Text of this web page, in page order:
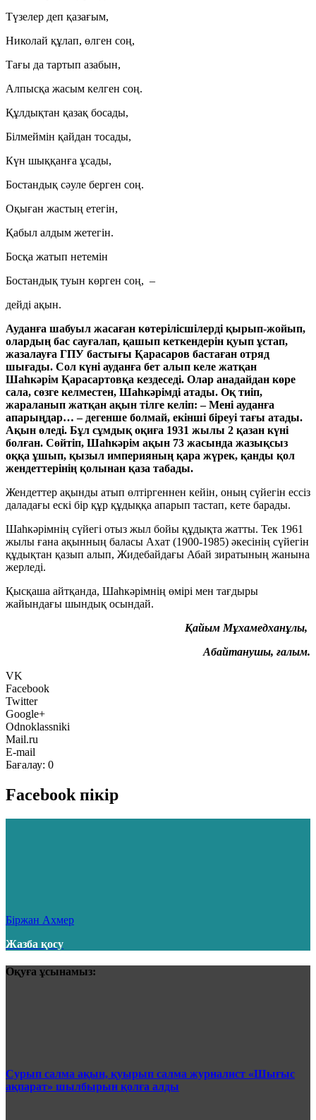
Түзелер деп қазағым,
Николай құлап, өлген соң,
Тағы да тартып азабын,
Алпысқа жасым келген соң.
Құлдықтан қазақ босады,
Білмеймін қайдан тосады,
Күн шыққанға ұсады,
Бостандық сәуле берген соң.
Оқыған жастың етегін,
Қабыл алдым жетегін.
Босқа жатып нетемін
Бостандық туын көрген соң, –
дейді ақын.
Ауданға шабуыл жасаған көтерілісшілерді қырып-жойып,
олардың бас сауғалап, қашып кеткендерін қуып ұстап,
жазалауға ГПУ бастығы Қарасаров бастаған отряд
шығады. Сол күні ауданға бет алып келе жатқан
Шаһкәрім Қарасартовқа кездеседі. Олар анадайдан көре
сала, сөзге келместен, Шаһкәрімді атады. Оқ тиіп,
жараланып жатқан ақын тілге келіп: – Мені ауданға
апарыңдар… – дегенше болмай, екінші біреуі тағы атады.
Ақын өледі. Бұл сұмдық оқиға 1931 жылы 2 қазан күні
болған. Сөйтіп, Шаһкәрім ақын 73 жасында жазықсыз
оққа ұшып, қызыл империяның қара жүрек, қанды қол
жендеттерінің қолынан қаза табады.
Жендеттер ақынды атып өлтіргеннен кейін, оның сүйегін ессіз
даладағы ескі бір құр құдыққа апарып тастап, кете барады.
Шаһкәрімнің сүйегі отыз жыл бойы құдықта жатты. Тек 1961
жылы ғана ақынның баласы Ахат (1900-1985) әкесінің сүйегін
құдықтан қазып алып, Жидебайдағы Абай зиратының жанына
жерледі.
Қысқаша айтқанда, Шаһкәрімнің өмірі мен тағдыры
жайындағы шындық осындай.
Қайым Мұхамедханұлы,
Абайтанушы, ғалым.
VK
Facebook
Twitter
Google+
Odnoklassniki
Mail.ru
E-mail
Бағалау: 0
Facebook пікір
Бiржан Ахмер
Жазба қосу
Оқуға ұсынамыз:
Сурып салма ақын, қуырып салма журналист «Шығыс
ақпарат» шылбырын қолға алды